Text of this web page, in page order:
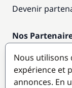
Devenir
Nos
Destinations
Nous utilisons
expérience et
annonces. En